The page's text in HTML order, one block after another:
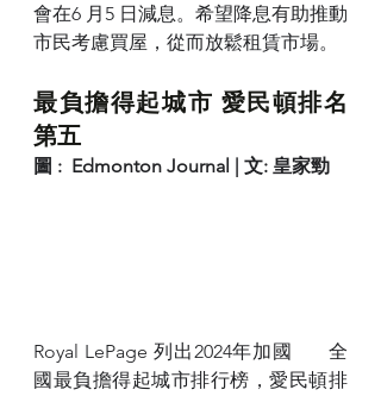
會在6 月5 日減息。希望降息有助推動
市民考慮買屋，從而放鬆租賃市場。
最負擔得起城市 愛民頓排名
第五
圖 :  Edmonton Journal | 文: 皇家勁
Royal LePage 列出2024年加國	全
國最負擔得起城市排行榜，愛民頓排